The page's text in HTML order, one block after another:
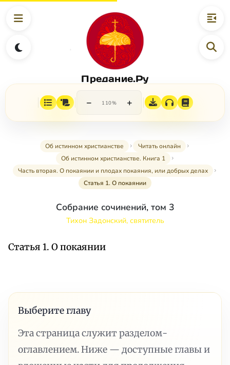
Предание.Ру
− 110% +
Об истинном христианстве
Читать онлайн
Об истинном христианстве. Книга 1
Часть вторая. О покаянии и плодах покаяния, или добрых делах
Статья 1. О покаянии
Собрание сочинений, том 3
Тихон Задонский, святитель
Статья 1. О покаянии
Выберите главу
Эта страница служит разделом-
оглавлением. Ниже — доступные главы и